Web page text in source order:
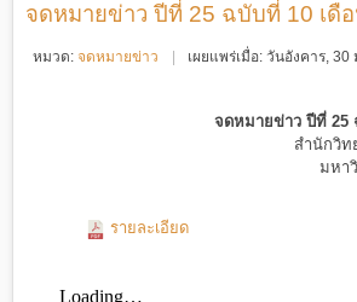
จดหมายข่าว ปีที่ 25 ฉบับที่ 10 เดื
หมวด: จดหมายข่าว เผยแพร่เมื่อ: วันอังคาร,
จดหมายข่าว ปีที่ 25
สำนักวิท
มหา
รายละเอียด